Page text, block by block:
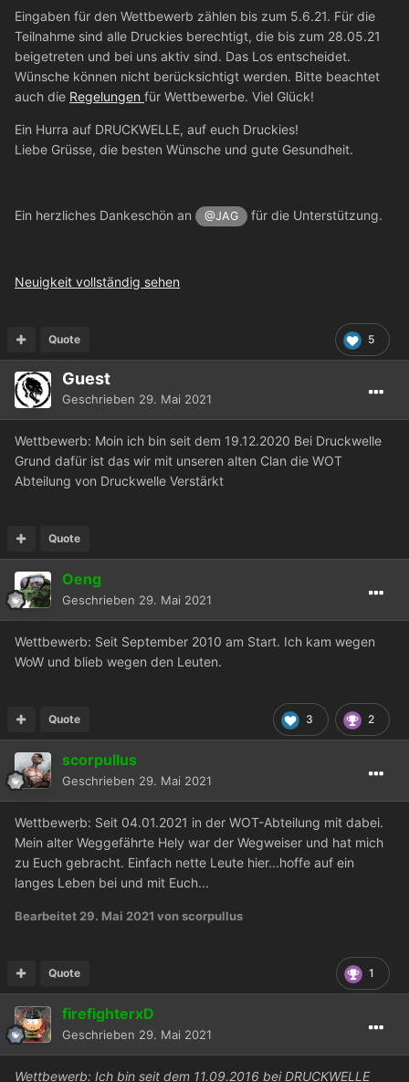
Eingaben für den Wettbewerb zählen bis zum 5.6.21. Für die
Teilnahme sind alle Druckies berechtigt, die bis zum 28.05.21
beigetreten und bei uns aktiv sind. Das Los entscheidet.
Wünsche können nicht berücksichtigt werden. Bitte beachtet
auch die Regelungen für Wettbewerbe. Viel Glück!
Ein Hurra auf DRUCKWELLE, auf euch Druckies!
Liebe Grüsse, die besten Wünsche und gute Gesundheit.
Ein herzliches Dankeschön an @JAG für die Unterstützung.
Neuigkeit vollständig sehen
5
Quote
Guest
Geschrieben 29. Mai 2021
Wettbewerb: Moin ich bin seit dem 19.12.2020 Bei Druckwelle
Grund dafür ist das wir mit unseren alten Clan die WOT
Abteilung von Druckwelle Verstärkt
Quote
Oeng
Geschrieben 29. Mai 2021
Wettbewerb: Seit September 2010 am Start. Ich kam wegen
WoW und blieb wegen den Leuten.
3 2
Quote
scorpullus
Geschrieben 29. Mai 2021
Wettbewerb: Seit 04.01.2021 in der WOT-Abteilung mit dabei.
Mein alter Weggefährte Hely war der Wegweiser und hat mich
zu Euch gebracht. Einfach nette Leute hier...hoffe auf ein
langes Leben bei und mit Euch...
Bearbeitet 29. Mai 2021 von scorpullus
1
Quote
firefighterxD
Geschrieben 29. Mai 2021
Wettbewerb: Ich bin seit dem 11.09.2016 bei DRUCKWELLE